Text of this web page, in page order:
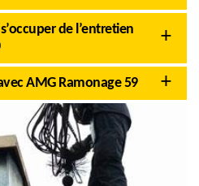
de l’entretien
AMG Ramonage 59